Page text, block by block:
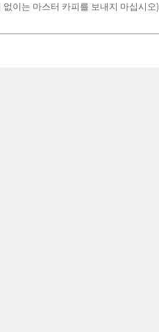
이는 마스터 카피를 보내지 마십시